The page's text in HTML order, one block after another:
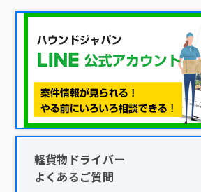
軽貨物ドライバー
よくあるご質問